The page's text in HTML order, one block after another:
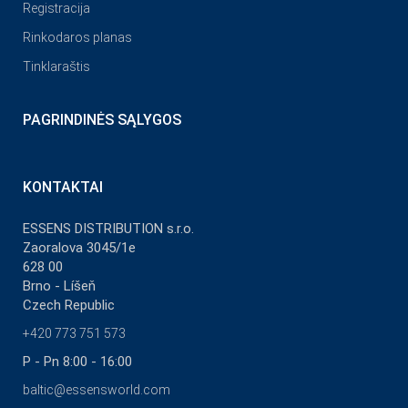
Registracija
Rinkodaros planas
Tinklaraštis
PAGRINDINĖS SĄLYGOS
KONTAKTAI
ESSENS DISTRIBUTION s.r.o.
Zaoralova 3045/1e
628 00
Brno - Líšeň
Czech Republic
+420 773 751 573
P - Pn 8:00 - 16:00
baltic@essensworld.com